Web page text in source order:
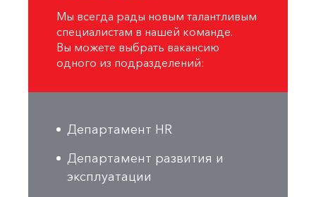
Мы всегда рады новым талантливым
специалистам в нашей команде.
Вы можете выбрать вакансию
одного из подразделений:
Департамент HR
Департамент развития и
эксплуатации